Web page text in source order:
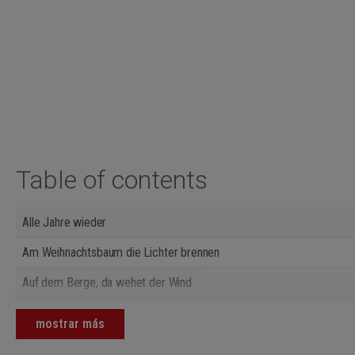
Table of contents
Alle Jahre wieder
Am Weihnachtsbaum die Lichter brennen
Auf dem Berge, da wehet der Wind
Der Christbaum ist der schönste Baum
Des Jahres letzte Stunde
mostrar más